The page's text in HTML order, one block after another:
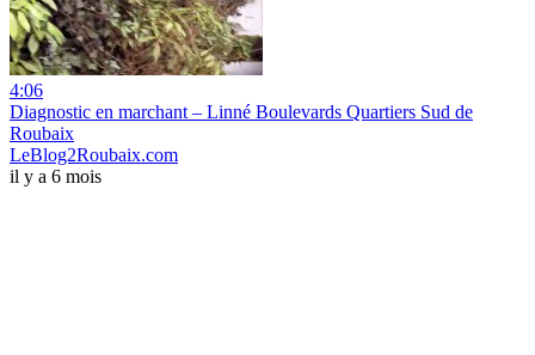
4:06
Diagnostic en marchant – Linné Boulevards Quartiers Sud de
Roubaix
LeBlog2Roubaix.com
il y a 6 mois